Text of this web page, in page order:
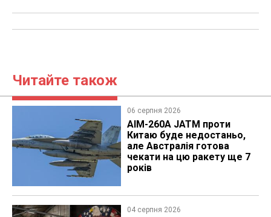
Читайте також
06 серпня 2026
AIM-260A JATM проти
Китаю буде недостаньо,
але Австралія готова
чекати на цю ракету ще 7
років
04 серпня 2026